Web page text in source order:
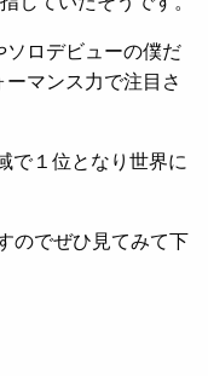
ロデビューの僕だ
マンス力で注目さ
で１位となり世界に
のでぜひ見てみて下